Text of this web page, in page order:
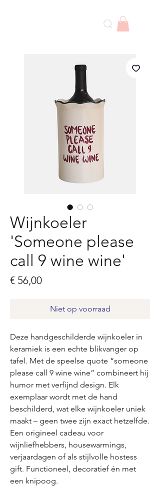
Wijnkoeler
'Someone please
call 9 wine wine'
€ 56,00Prijs
Niet op voorraad
Deze handgeschilderde wijnkoeler in
keramiek is een echte blikvanger op
tafel. Met de speelse quote “someone
please call 9 wine wine” combineert hij
humor met verfijnd design. Elk
exemplaar wordt met de hand
beschilderd, wat elke wijnkoeler uniek
maakt – geen twee zijn exact hetzelfde.
Een origineel cadeau voor
wijnliefhebbers, housewarmings,
verjaardagen of als stijlvolle hostess
gift. Functioneel, decoratief én met
een knipoog.